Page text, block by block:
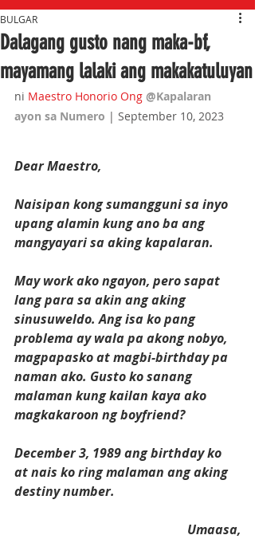
Dalagang gusto nang maka-bf,
mayamang lalaki ang makakatuluyan
BULGAR
ni Maestro Honorio Ong @Kapalaran
ayon sa Numero | September 10, 2023
Dear Maestro,
Naisipan kong sumangguni sa inyo
upang alamin kung ano ba ang
mangyayari sa aking kapalaran.
May work ako ngayon, pero sapat
lang para sa akin ang aking
sinusuweldo. Ang isa ko pang
problema ay wala pa akong nobyo,
magpapasko at magbi-birthday pa
naman ako. Gusto ko sanang
malaman kung kailan kaya ako
magkakaroon ng boyfriend?
December 3, 1989 ang birthday ko
at nais ko ring malaman ang aking
destiny number.
Umaasa,